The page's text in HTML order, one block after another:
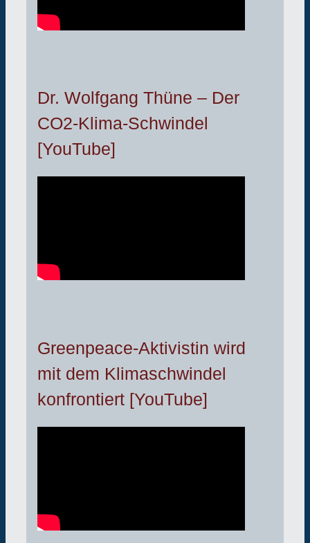
Dr. Wolfgang Thüne – Der
CO2-Klima-Schwindel
[YouTube]
Greenpeace-Aktivistin wird
mit dem Klimaschwindel
konfrontiert [YouTube]